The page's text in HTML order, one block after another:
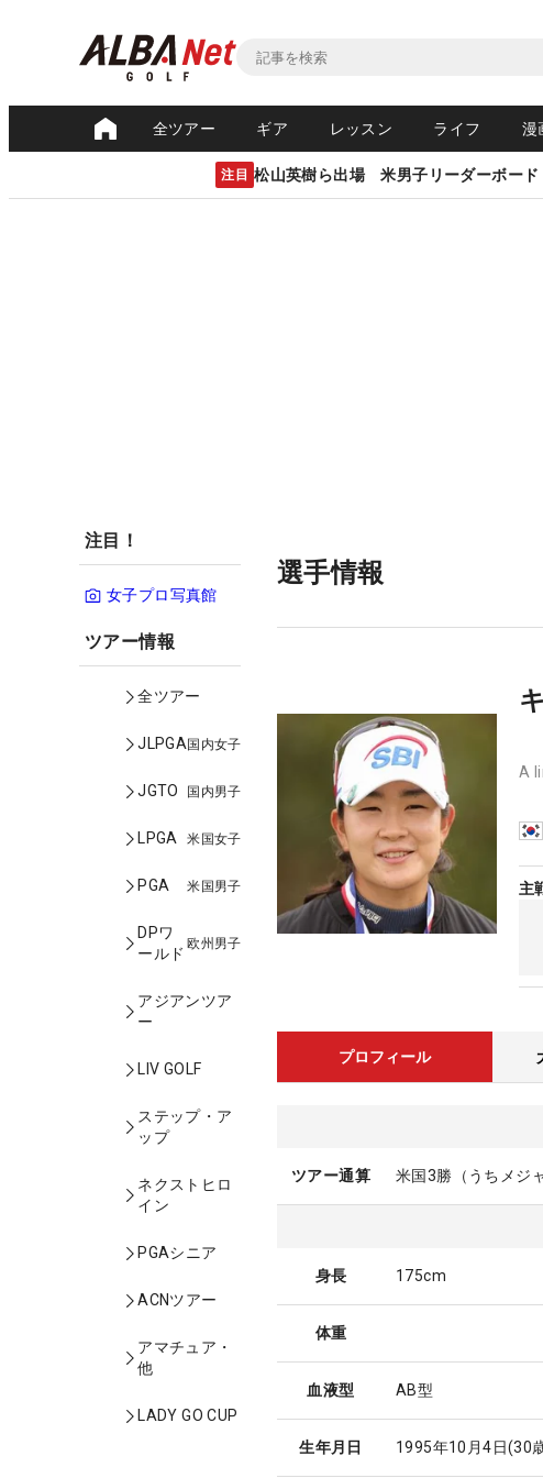
全ツアー ギア レッスン ライフ 漫
注目 松山英樹ら出場 米男子リーダーボード
注目！
女子プロ写真館
ツアー情報
全ツアー
JLPGA国内女子
JGTO 国内男子
LPGA 米国女子
PGA 米国男子
DPワ
ールド
欧州男子
アジアンツア
ー
LIV GOLF
ステップ・ア
ップ
ネクストヒロ
イン
PGAシニア
ACNツアー
アマチュア・
他
LADY GO CUP
選手情報
A
主
プロフィール
ツアー通算 米国3勝（うちメジ
身長 175cm
体重
血液型 AB型
生年月日 1995年10月4日(30